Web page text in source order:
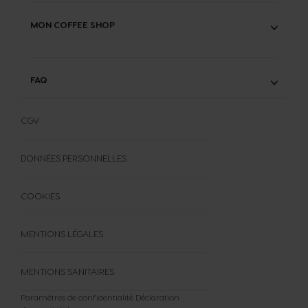
MON COFFEE SHOP
FAQ
FORMULAIRE DE RÉTRACTATION
CGV
DONNÉES PERSONNELLES
COOKIES
MENTIONS LÉGALES
MENTIONS SANITAIRES
Paramètres de confidentialité Déclaration